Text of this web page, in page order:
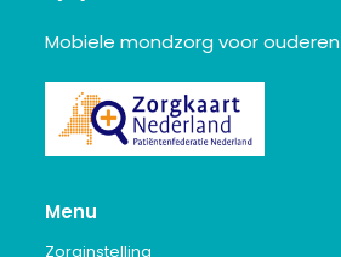
Mobiele mondzorg voor ouderen
Menu
Zorginstelling